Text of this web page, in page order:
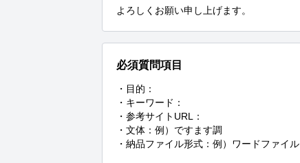
よろしくお願い申し上げます。
必須質問項目
・目的：
・キーワード：
・参考サイトURL：
・文体：例）ですます調
・納品ファイル形式：例）ワードファイル